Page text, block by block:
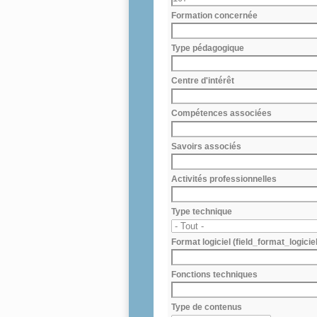
Formation concernée
Type pédagogique
Centre d'intérêt
Compétences associées
Savoirs associés
Activités professionnelles
Type technique
Format logiciel
Fonctions techniques
Type de contenus